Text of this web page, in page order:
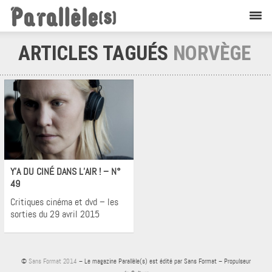
ARTICLES TAGUÉS NORVÈGE
Cinéma
Y’A DU CINÉ DANS L’AIR ! – N°
49
Critiques cinéma et dvd – les
sorties du 29 avril 2015
© Sans Format 2014 – Le magazine Parallèle(s) est édité par Sans Format – Propulseur